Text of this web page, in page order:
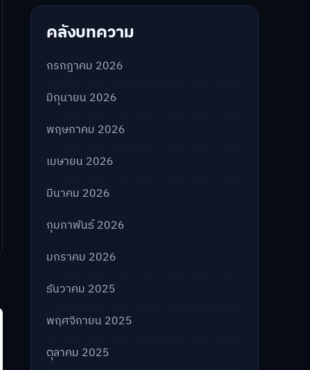
คลังบทความ
กรกฎาคม 2026
มิถุนายน 2026
พฤษภาคม 2026
เมษายน 2026
มีนาคม 2026
กุมภาพันธ์ 2026
มกราคม 2026
ธันวาคม 2025
พฤศจิกายน 2025
ตุลาคม 2025